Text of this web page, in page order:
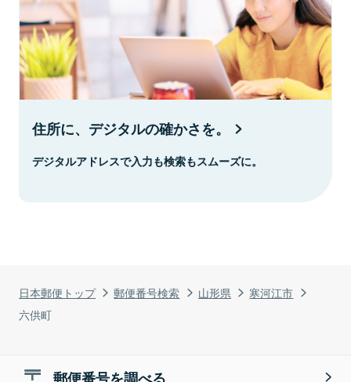
日本郵便トップ 郵便番号検索 山形県
寒河江市
六供町
住所に、デジタルの確かさを。
デジタルアドレスで入力も検索もスムーズに。
郵便番号を調べる